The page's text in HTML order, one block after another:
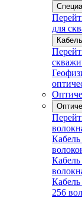
для
256